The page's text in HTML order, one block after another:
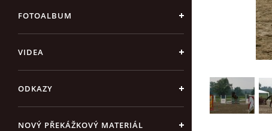
FOTOALBUM
VIDEA
ODKAZY
NOVÝ PŘEKÁŽKOVÝ MATERIÁL